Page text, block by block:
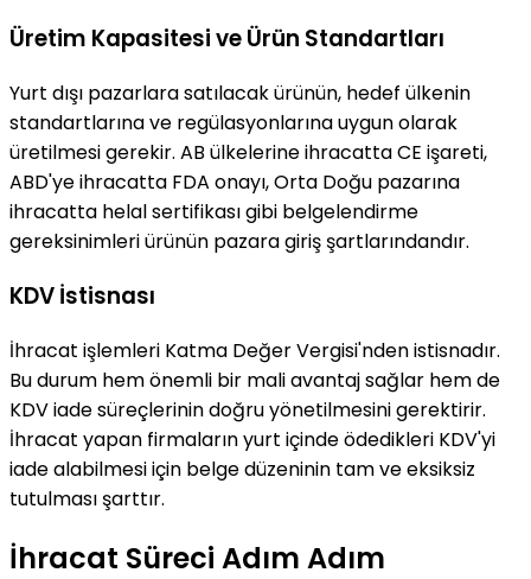
Üretim Kapasitesi ve Ürün Standartları
Yurt dışı pazarlara satılacak ürünün, hedef ülkenin
standartlarına ve regülasyonlarına uygun olarak
üretilmesi gerekir. AB ülkelerine ihracatta CE işareti,
ABD'ye ihracatta FDA onayı, Orta Doğu pazarına
ihracatta helal sertifikası gibi belgelendirme
gereksinimleri ürünün pazara giriş şartlarındandır.
KDV İstisnası
İhracat işlemleri Katma Değer Vergisi'nden istisnadır.
Bu durum hem önemli bir mali avantaj sağlar hem de
KDV iade süreçlerinin doğru yönetilmesini gerektirir.
İhracat yapan firmaların yurt içinde ödedikleri KDV'yi
iade alabilmesi için belge düzeninin tam ve eksiksiz
tutulması şarttır.
İhracat Süreci Adım Adım